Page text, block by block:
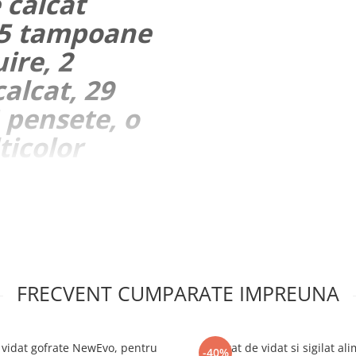
tampoane
2
29
o
FRECVENT CUMPARATE IMPREUNA
gofrate NewEvo, pentru
-40%
Aparat de vidat si sigilat